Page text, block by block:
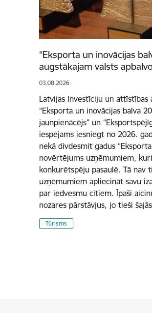
“Eksporta un inovācijas
augstākajam valsts
03.08.2026.
Latvijas Investīciju un attīstības
“Eksporta un inovācijas balva
jaunpienācējs” un
iespējams iesniegt no 2026.
nekā divdesmit gadus
novērtējums uzņēmumiem,
konkurētspēju pasaulē. Tā nav
uzņēmumiem apliecināt savu
par iedvesmu citiem. Īpaši
nozares pārstāvjus, jo tieši
Tūrisms